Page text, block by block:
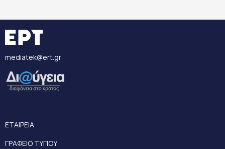
mediatek@ert.gr
ΕΤΑΙΡΕΙΑ
ΓΡΑΦΕΙΟ ΤΥΠΟΥ